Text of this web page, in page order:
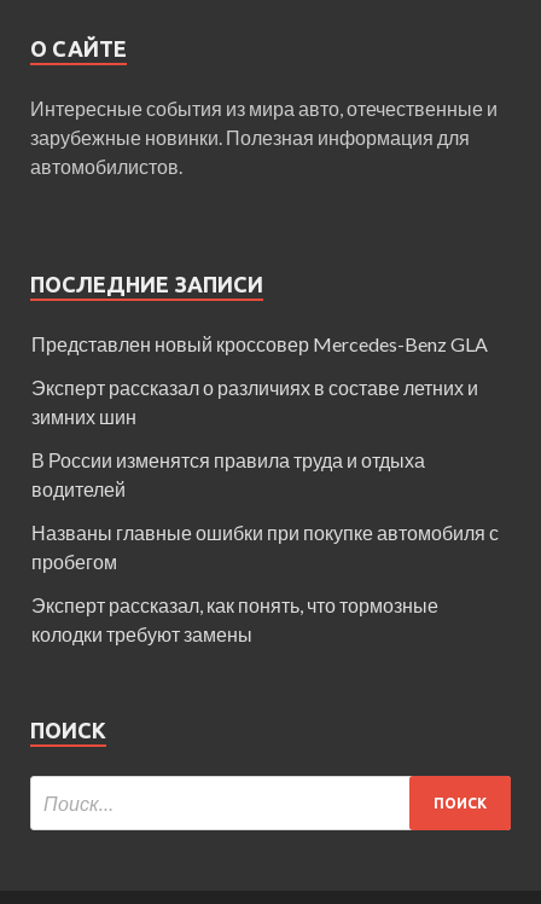
О САЙТЕ
Интересные события из мира авто, отечественные и
зарубежные новинки. Полезная информация для
автомобилистов.
ПОСЛЕДНИЕ ЗАПИСИ
Представлен новый кроссовер Mercedes-Benz GLA
Эксперт рассказал о различиях в составе летних и
зимних шин
В России изменятся правила труда и отдыха
водителей
Названы главные ошибки при покупке автомобиля с
пробегом
Эксперт рассказал, как понять, что тормозные
колодки требуют замены
ПОИСК